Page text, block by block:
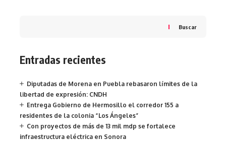
Buscar
Entradas recientes
Diputadas de Morena en Puebla rebasaron límites de la
libertad de expresión: CNDH
Entrega Gobierno de Hermosillo el corredor 155 a
residentes de la colonia “Los Ángeles”
Con proyectos de más de 13 mil mdp se fortalece
infraestructura eléctrica en Sonora